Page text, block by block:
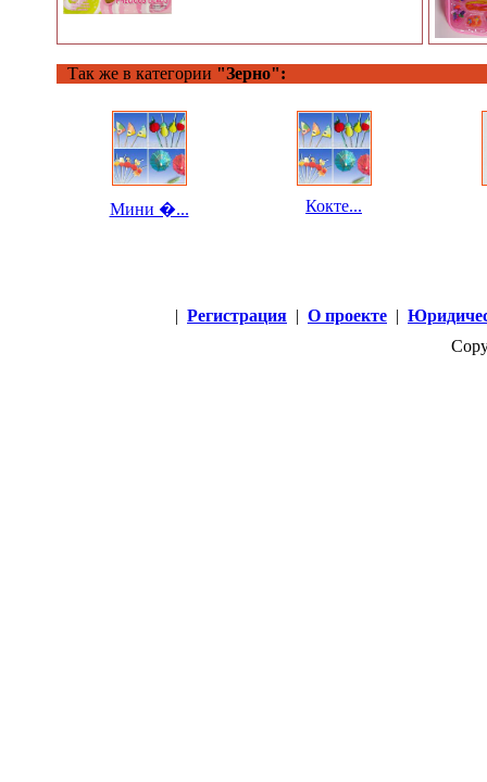
Так же в категории "Зерно":
Мини �... Кокте...
| Регистрация | О проекте |